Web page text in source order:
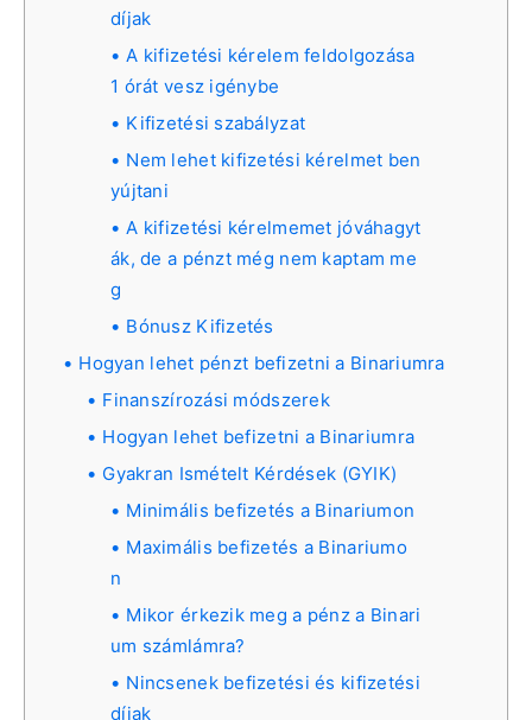
díjak
A kifizetési kérelem feldolgozása
1 órát vesz igénybe
Kifizetési szabályzat
Nem lehet kifizetési kérelmet ben
yújtani
A kifizetési kérelmemet jóváhagyt
ák, de a pénzt még nem kaptam me
g
Bónusz Kifizetés
Hogyan lehet pénzt befizetni a Binariumra
Finanszírozási módszerek
Hogyan lehet befizetni a Binariumra
Gyakran Ismételt Kérdések (GYIK)
Minimális befizetés a Binariumon
Maximális befizetés a Binariumo
n
Mikor érkezik meg a pénz a Binari
um számlámra?
Nincsenek befizetési és kifizetési
díjak